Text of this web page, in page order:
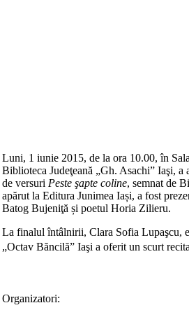
Luni, 1 iunie 2015, de la ora 10.00, în
Biblioteca Judeţeană „Gh. Asachi” Iaşi,
de versuri Peste şapte coline, semnat de
apărut la Editura Junimea Iași, a fost
Batog Bujeniţă și poetul Horia Zilieru.
La finalul întâlnirii, Clara Sofia Lupaşcu,
„Octav Băncilă” Iaşi a oferit un scurt
Organizatori: